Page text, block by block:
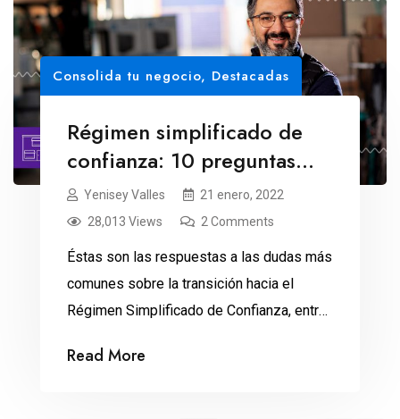
Consolida tu negocio, Destacadas
Régimen simplificado de
confianza: 10 preguntas
frecuentes para personas
físicas
Yenisey Valles
21 enero, 2022
28,013 Views
2 Comments
Éstas son las respuestas a las dudas más
comunes sobre la transición hacia el
Régimen Simplificado de Confianza, entre
Read More